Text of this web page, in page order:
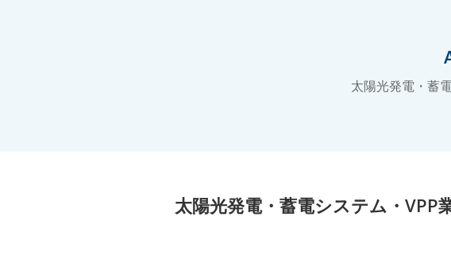
太陽光発電・蓄
太陽光発電・蓄電システム・